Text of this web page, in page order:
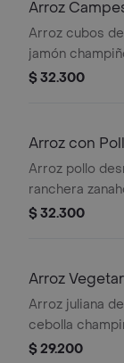
Arroz
Dos Personas
Arroz cubos
jamón
zanahoria
$ 32.300
Arroz con
Dos
Arroz pollo
ranchera
pimentón.
$ 32.300
Arroz
Personas
Arroz juliana
cebolla
arvejas
$ 29.200